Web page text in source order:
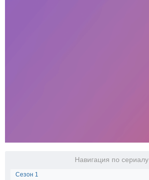
Навигация по сериалу
Сезон 1